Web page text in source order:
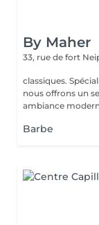
By Maher
33, rue de fort
classiques.
nous offrons un
ambiance
Barbe